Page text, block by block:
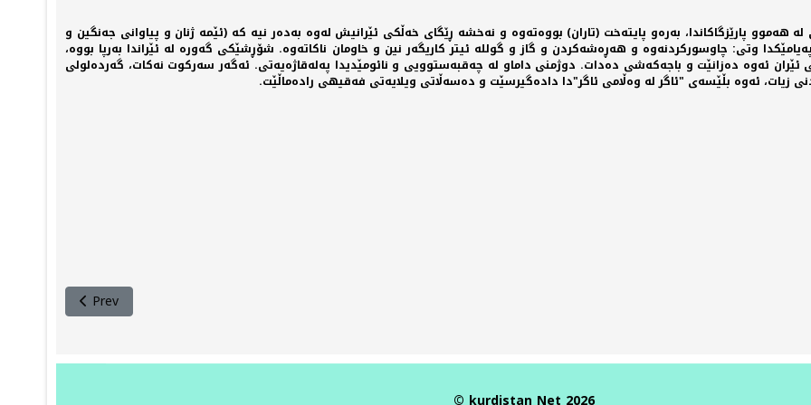
هەموو پارێزگاکاندا، بەرەو پایتەخت (تاران) بووەتەوە و نەخشە ڕێگای خەڵکی ئێرانیش لەوە بەدەر نیە کە (ئێمە ژنان و پیاوانی جەنگین و
وتی: چاوسورکردنەوە و هەڕەشەکردن و گاز و گوللە ئیتر کاریگەر نین و خاومان ناکاتەوە. شۆڕشێکی گەورە لە ئێراندا بەرپا بووە،
ئەوە دەزانێت و باجەکەشی دەدات. دوژمنی داماو لە چەقبەستوویی و نائومێدیدا پەلەقاژەیەتی. ئەگەر سەرکوت نەکات، گەردەلولی
زیات، ئەوە بڵێسەی "ئاگر لە وەڵامی ئاگر"دا دادەگیرسێت و دەسەڵاتی ویلایەتی فەقیهی رادەماڵێت.
Prev